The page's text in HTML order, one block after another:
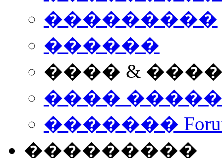
���������
������
���� &
����
�������
���������